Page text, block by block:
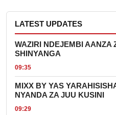
LATEST UPDATES
WAZIRI NDEJEMBI AANZA
SHINYANGA
09:35
MIXX BY YAS
NYANDA ZA JUU KUSINI
09:29